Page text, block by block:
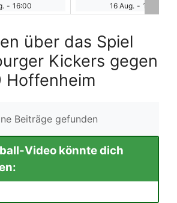
- 16:00 16 Aug. - 18:45
über das Spiel
Kickers gegen
Hoffenheim
Beiträge gefunden
Video könnte dich